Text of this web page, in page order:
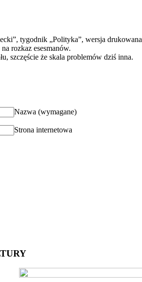
tygodnik „Polityka”, wersja
rozkaz esesmanów.
szczęście że skala problemów dziś inna.
Nazwa (wymagane)
Strona internetowa